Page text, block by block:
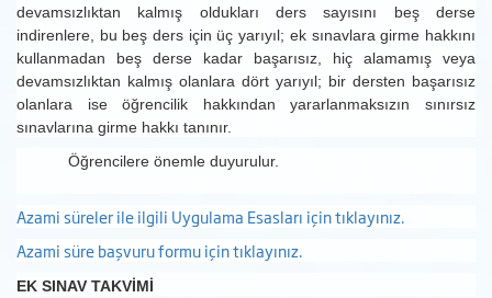
devamsızlıktan kalmış oldukları ders sayısını beş derse
indirenlere, bu beş ders için üç yarıyıl; ek sınavlara girme hakkını
kullanmadan beş derse kadar başarısız, hiç alamamış veya
devamsızlıktan kalmış olanlara dört yarıyıl; bir dersten başarısız
olanlara ise öğrencilik hakkından yararlanmaksızın sınırsız
sınavlarına girme hakkı tanınır.
Öğrencilere önemle duyurulur.
Azami süreler ile ilgili Uygulama Esasları için tıklayınız.
Azami süre başvuru formu için tıklayınız.
EK SINAV TAKVİMİ